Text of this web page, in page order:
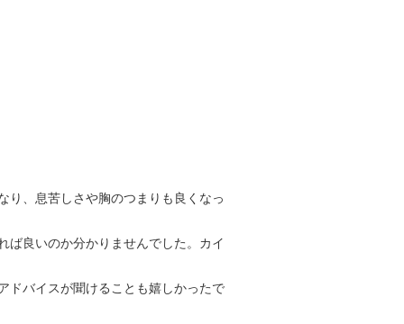
り、息苦しさや胸のつまりも良くなっ
ば良いのか分かりませんでした。カイ
ドバイスが聞けることも嬉しかったで